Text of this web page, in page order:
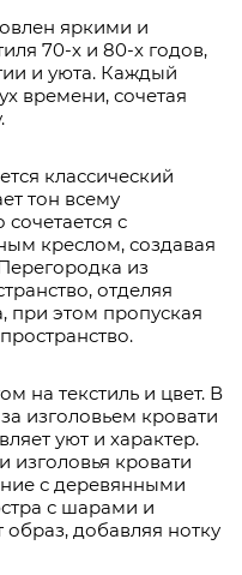
яркими и
70-х и 80-х годов,
и уюта. Каждый
времени, сочетая
классический
тон всему
с
креслом, создавая
из
отделяя
при этом пропуская
на текстиль и цвет. В
изголовьем кровати
уют и характер.
изголовья кровати
с деревянными
с шарами и
добавляя нотку